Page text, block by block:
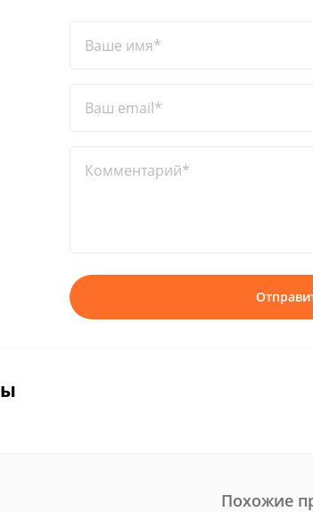
Ваше имя*
Ваш email*
Комментарий*
Похожие